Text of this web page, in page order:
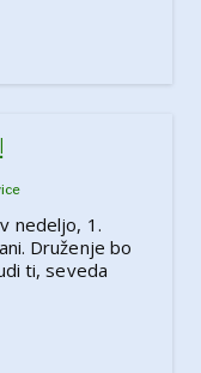
nedeljo, 1.
Druženje bo
ti, seveda